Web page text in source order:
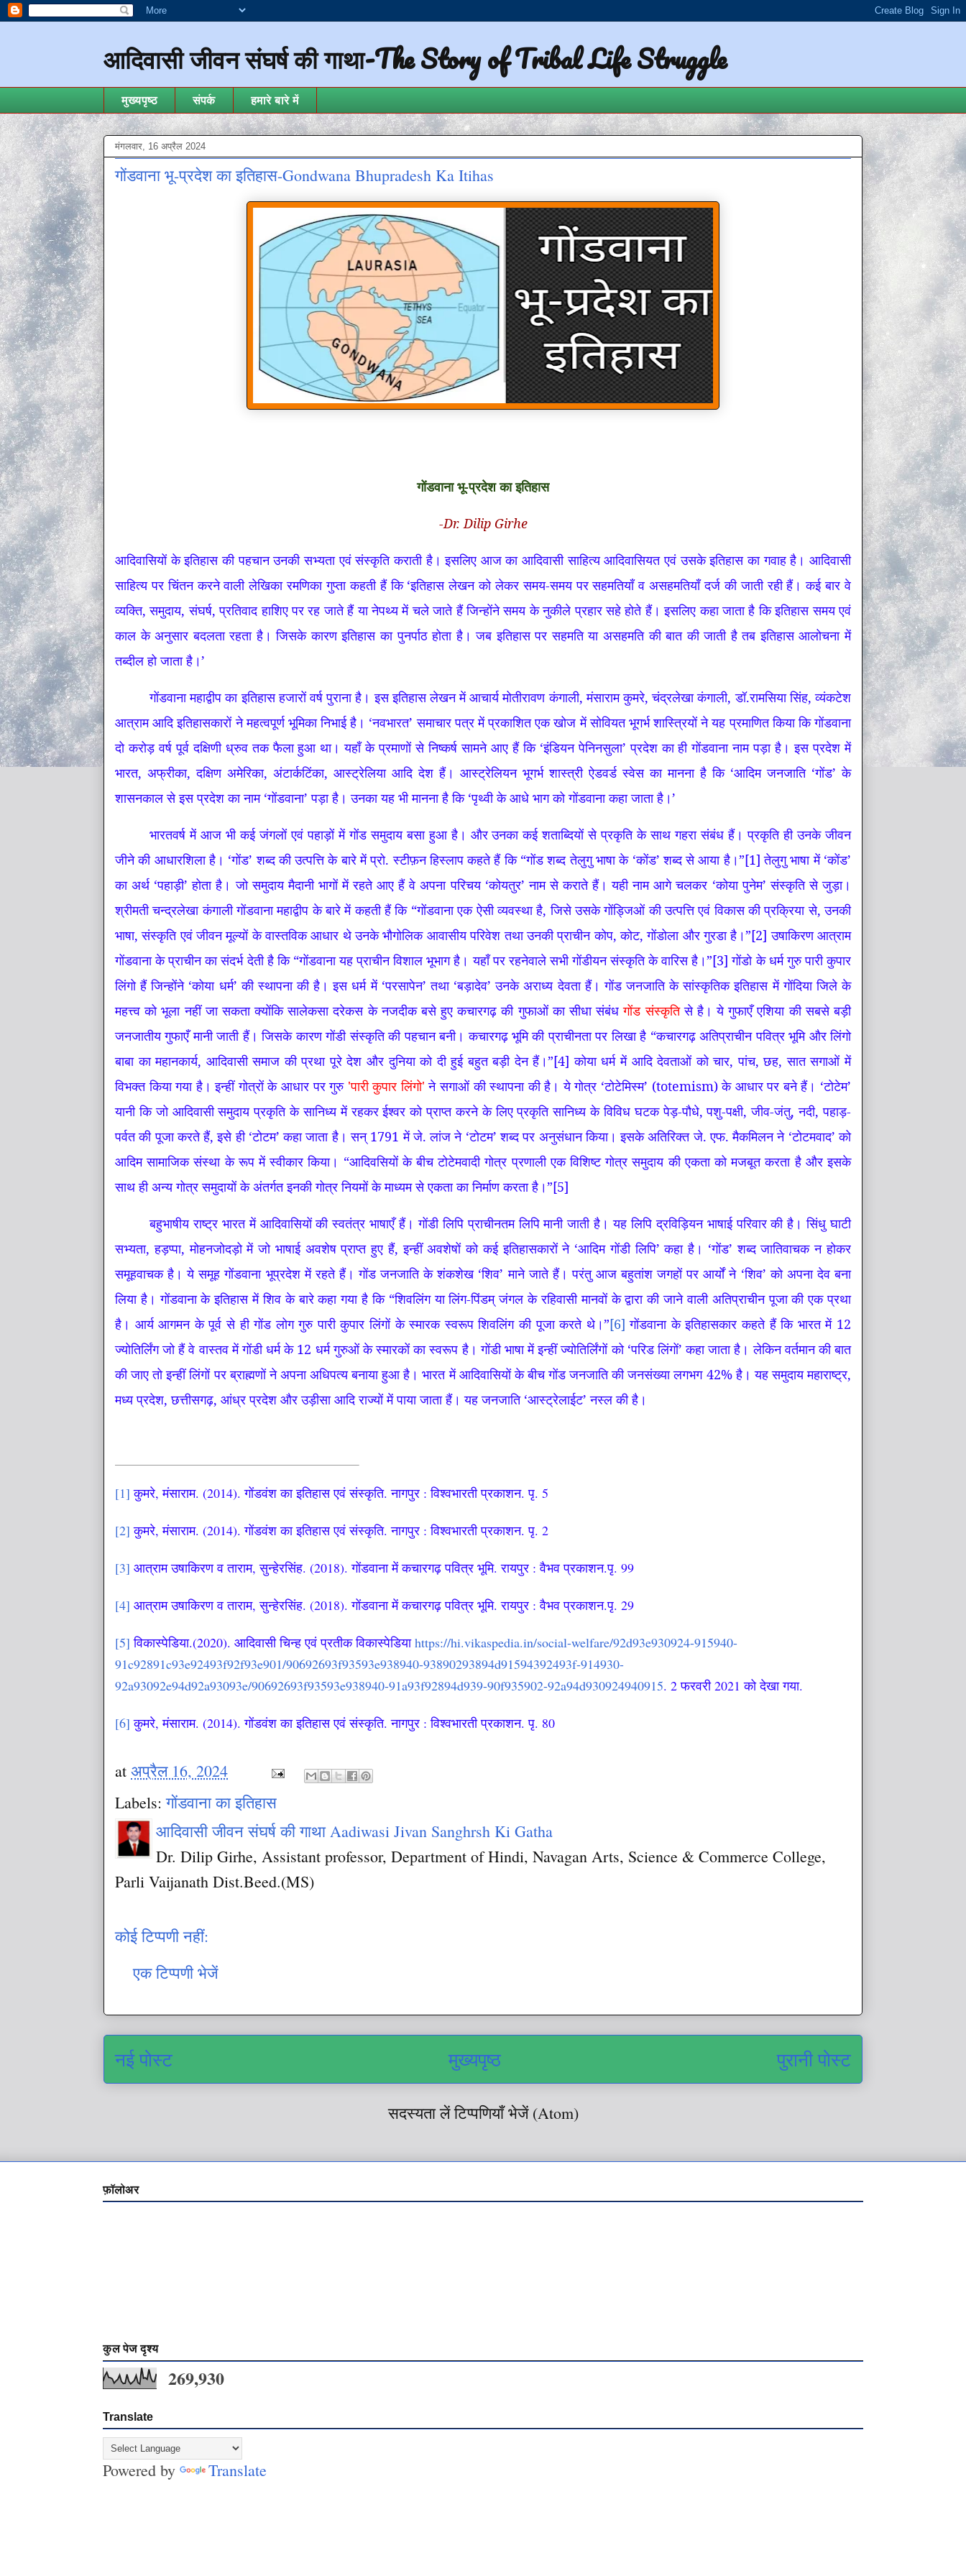
आदिवासी जीवन संघर्ष की गाथा-The Story of Tribal Life Struggle
मुख्यपृष्ठ संपर्क हमारे बारे में
मंगलवार, 16 अप्रैल 2024
गोंडवाना भू-प्रदेश का इतिहास-Gondwana Bhupradesh Ka Itihas
गोंडवाना भू-प्रदेश का इतिहास
-Dr. Dilip Girhe
आदिवासियों के इतिहास की पहचान उनकी सभ्यता एवं संस्कृति कराती है। इसलिए आज का आदिवासी साहित्य आदिवासियत एवं उसके इतिहास का गवाह है। आदिवासी
साहित्य पर चिंतन करने वाली लेखिका रमणिका गुप्ता कहती हैं कि ‘इतिहास लेखन को लेकर समय-समय पर सहमतियाँ व असहमतियाँ दर्ज की जाती रही हैं। कई बार वे
व्यक्ति, समुदाय, संघर्ष, प्रतिवाद हाशिए पर रह जाते हैं या नेपथ्य में चले जाते हैं जिन्होंने समय के नुकीले प्रहार सहे होते हैं। इसलिए कहा जाता है कि इतिहास समय एवं
काल के अनुसार बदलता रहता है। जिसके कारण इतिहास का पुनर्पाठ होता है। जब इतिहास पर सहमति या असहमति की बात की जाती है तब इतिहास आलोचना में
तब्दील हो जाता है।’
गोंडवाना महाद्वीप का इतिहास हजारों वर्ष पुराना है। इस इतिहास लेखन में आचार्य मोतीरावण कंगाली, मंसाराम कुमरे, चंद्रलेखा कंगाली, डॉ.रामसिया सिंह, व्यंकटेश
आत्राम आदि इतिहासकारों ने महत्वपूर्ण भूमिका निभाई है। ‘नवभारत’ समाचार पत्र में प्रकाशित एक खोज में सोवियत भूगर्भ शास्त्रियों ने यह प्रमाणित किया कि गोंडवाना
दो करोड़ वर्ष पूर्व दक्षिणी ध्रुव तक फैला हुआ था। यहाँ के प्रमाणों से निष्कर्ष सामने आए हैं कि ‘इंडियन पेनिनसुला’ प्रदेश का ही गोंडवाना नाम पड़ा है। इस प्रदेश में
भारत, अफ्रीका, दक्षिण अमेरिका, अंटार्कटिंका, आस्ट्रेलिया आदि देश हैं। आस्ट्रेलियन भूगर्भ शास्त्री ऐडवर्ड स्वेस का मानना है कि ‘आदिम जनजाति ‘गोंड’ के
शासनकाल से इस प्रदेश का नाम ‘गोंडवाना’ पड़ा है। उनका यह भी मानना है कि ‘पृथ्वी के आधे भाग को गोंडवाना कहा जाता है।’
भारतवर्ष में आज भी कई जंगलों एवं पहाड़ों में गोंड समुदाय बसा हुआ है। और उनका कई शताब्दियों से प्रकृति के साथ गहरा संबंध हैं। प्रकृति ही उनके जीवन
जीने की आधारशिला है। ‘गोंड’ शब्द की उत्पत्ति के बारे में प्रो. स्टीफ़न हिस्लाप कहते हैं कि “गोंड शब्द तेलुगु भाषा के ‘कोंड’ शब्द से आया है।”[1] तेलुगु भाषा में ‘कोंड’
का अर्थ ‘पहाड़ी’ होता है। जो समुदाय मैदानी भागों में रहते आए हैं वे अपना परिचय ‘कोयतुर’ नाम से कराते हैं। यही नाम आगे चलकर ‘कोया पुनेम’ संस्कृति से जुड़ा।
श्रीमती चन्द्रलेखा कंगाली गोंडवाना महाद्वीप के बारे में कहती हैं कि “गोंडवाना एक ऐसी व्यवस्था है, जिसे उसके गोंड्जिओं की उत्पत्ति एवं विकास की प्रक्रिया से, उनकी
भाषा, संस्कृति एवं जीवन मूल्यों के वास्तविक आधार थे उनके भौगोलिक आवासीय परिवेश तथा उनकी प्राचीन कोप, कोट, गोंडोला और गुरडा है।”[2] उषाकिरण आत्राम
गोंडवाना के प्राचीन का संदर्भ देती है कि “गोंडवाना यह प्राचीन विशाल भूभाग है। यहाँ पर रहनेवाले सभी गोंडीयन संस्कृति के वारिस है।”[3] गोंडो के धर्म गुरु पारी कुपार
लिंगो हैं जिन्होंने ‘कोया धर्म’ की स्थापना की है। इस धर्म में ‘परसापेन’ तथा ‘बड़ादेव’ उनके अराध्य देवता हैं। गोंड जनजाति के सांस्कृतिक इतिहास में गोंदिया जिले के
महत्त्व को भूला नहीं जा सकता क्योंकि सालेकसा दरेकस के नजदीक बसे हुए कचारगढ़ की गुफाओं का सीधा संबंधगोंड संस्कृतिसे है। ये गुफाएँ एशिया की सबसे बड़ी
जनजातीय गुफाएँ मानी जाती हैं। जिसके कारण गोंडी संस्कृति की पहचान बनी। कचारगढ़ भूमि की प्राचीनता पर लिखा है “कचारगढ़ अतिप्राचीन पवित्र भूमि और लिंगो
बाबा का महानकार्य, आदिवासी समाज की प्रथा पूरे देश और दुनिया को दी हुई बहुत बड़ी देन हैं।”[4] कोया धर्म में आदि देवताओं को चार, पांच, छह, सात सगाओं में
विभक्त किया गया है। इन्हीं गोत्रों के आधार पर गुरु 'पारी कुपार लिंगो' ने सगाओं की स्थापना की है। ये गोत्र ‘टोटेमिस्म’ (totemism) के आधार पर बने हैं। ‘टोटेम’
यानी कि जो आदिवासी समुदाय प्रकृति के सानिध्य में रहकर ईश्वर को प्राप्त करने के लिए प्रकृति सानिध्य के विविध घटक पेड़-पौधे, पशु-पक्षी, जीव-जंतु, नदी, पहाड़-
पर्वत की पूजा करते हैं, इसे ही ‘टोटम’ कहा जाता है। सन् 1791 में जे. लांज ने ‘टोटम’ शब्द पर अनुसंधान किया। इसके अतिरिक्त जे. एफ. मैकमिलन ने ‘टोटमवाद’ को
आदिम सामाजिक संस्था के रूप में स्वीकार किया। “आदिवसियों के बीच टोटेमवादी गोत्र प्रणाली एक विशिष्ट गोत्र समुदाय की एकता को मजबूत करता है और इसके
साथ ही अन्य गोत्र समुदायों के अंतर्गत इनकी गोत्र नियमों के माध्यम से एकता का निर्माण करता है।”[5]
बहुभाषीय राष्ट्र भारत में आदिवासियों की स्वतंत्र भाषाएँ हैं। गोंडी लिपि प्राचीनतम लिपि मानी जाती है। यह लिपि द्रविड़ियन भाषाई परिवार की है। सिंधु घाटी
सभ्यता, हड़प्पा, मोहनजोदड़ो में जो भाषाई अवशेष प्राप्त हुए हैं, इन्हीं अवशेषों को कई इतिहासकारों ने ‘आदिम गोंडी लिपि’ कहा है। ‘गोंड’ शब्द जातिवाचक न होकर
समूहवाचक है। ये समूह गोंडवाना भूप्रदेश में रहते हैं। गोंड जनजाति के शंकशेख ‘शिव’ माने जाते हैं। परंतु आज बहुतांश जगहों पर आर्यों ने ‘शिव’ को अपना देव बना
लिया है। गोंडवाना के इतिहास में शिव के बारे कहा गया है कि “शिवलिंग या लिंग-पिंडम् जंगल के रहिवासी मानवों के द्वारा की जाने वाली अतिप्राचीन पूजा की एक प्रथा
है। आर्य आगमन के पूर्व से ही गोंड लोग गुरु पारी कुपार लिंगों के स्मारक स्वरूप शिवलिंग की पूजा करते थे।”[6] गोंडवाना के इतिहासकार कहते हैं कि भारत में 12
ज्योतिर्लिंग जो हैं वे वास्तव में गोंडी धर्म के 12 धर्म गुरुओं के स्मारकों का स्वरूप है। गोंडी भाषा में इन्हीं ज्योतिर्लिंगों को ‘परिड लिंगों’ कहा जाता है। लेकिन वर्तमान की बात
की जाए तो इन्हीं लिंगों पर ब्राह्मणों ने अपना अधिपत्य बनाया हुआ है। भारत में आदिवासियों के बीच गोंड जनजाति की जनसंख्या लगभग 42% है। यह समुदाय महाराष्ट्र,
मध्य प्रदेश, छत्तीसगढ़, आंध्र प्रदेश और उड़ीसा आदि राज्यों में पाया जाता हैं। यह जनजाति ‘आस्ट्रेलाईट’ नस्ल की है।
[1] कुमरे, मंसाराम. (2014). गोंडवंश का इतिहास एवं संस्कृति. नागपुर : विश्वभारती प्रकाशन. पृ. 5
[2] कुमरे, मंसाराम. (2014). गोंडवंश का इतिहास एवं संस्कृति. नागपुर : विश्वभारती प्रकाशन. पृ. 2
[3] आत्राम उषाकिरण व ताराम, सुन्हेरसिंह. (2018). गोंडवाना में कचारगढ़ पवित्र भूमि. रायपुर : वैभव प्रकाशन.पृ. 99
[4] आत्राम उषाकिरण व ताराम, सुन्हेरसिंह. (2018). गोंडवाना में कचारगढ़ पवित्र भूमि. रायपुर : वैभव प्रकाशन.पृ. 29
[5] विकास्पेडिया.(2020). आदिवासी चिन्ह एवं प्रतीक विकास्पेडियाhttps://hi.vikaspedia.in/social-welfare/92d93e930924-915940-
91c92891c93e92493f92f93e901/90692693f93593e938940-93890293894d91594392493f-914930-
92a93092e94d92a93093e/90692693f93593e938940-91a93f92894d939-90f935902-92a94d930924940915. 2फरवरी 2021 को देखा गया.
[6] कुमरे, मंसाराम. (2014). गोंडवंश का इतिहास एवं संस्कृति. नागपुर : विश्वभारती प्रकाशन. पृ. 80
at अप्रैल 16, 2024
Labels:गोंडवाना का इतिहास
आदिवासी जीवन संघर्ष की गाथा Aadiwasi Jivan Sanghrsh Ki Gatha
Dr. Dilip Girhe, Assistant professor, Department of Hindi, Navagan Arts, Science & Commerce College,
Parli Vaijanath Dist.Beed.(MS)
कोई टिप्पणी नहीं:
एक टिप्पणी भेजें
नई पोस्ट पुरानी पोस्ट
मुख्यपृष्ठ
सदस्यता लेंटिप्पणियाँ भेजें (Atom)
फ़ॉलोअर
कुल पेज दृश्य
269,930
Translate
Powered by Translate